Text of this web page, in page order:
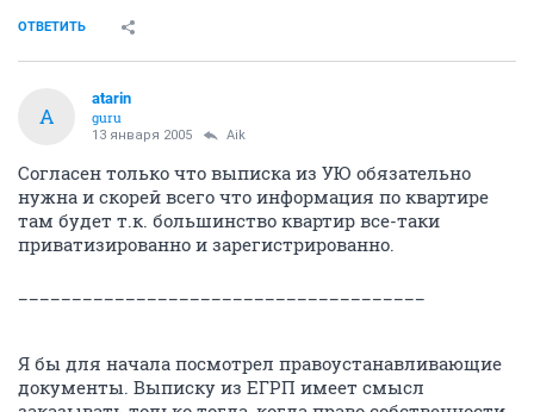
ОТВЕТИТЬ
A
atarin
guru
13 января 2005 Aik
Согласен только что выписка из УЮ обязательно
нужна и скорей всего что информация по квартире
там будет т.к. большинство квартир все-таки
приватизированно и зарегистрированно.
Я бы для начала посмотрел правоустанавливающие
документы. Выписку из ЕГРП имеет смысл